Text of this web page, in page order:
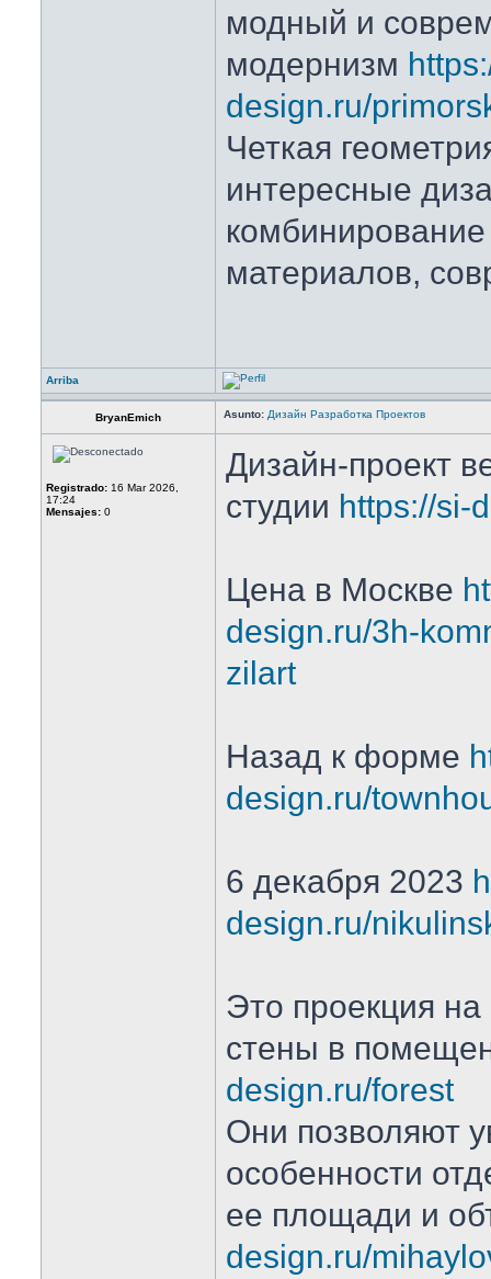
модный и
модернизм
design.ru/
Четкая
интересные
материалов,
Arriba
BryanEmich Asunto: Дизайн Разработка Проектов
Registrado: 16 Mar 2026,
17:24
Mensajes: 0
Дизайн-проект
студии https://si-
Цена в Москве
design.ru/3h-
zilart
Назад к форме
design.ru/
6 декабря 2023
design.ru/
Это проекция на
стены в
design.ru/forest
Они позволяют
особенности
ее площади и
design.ru/